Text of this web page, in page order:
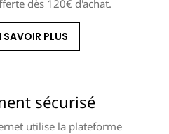
dès 120€ d'achat.
SAVOIR PLUS
sécurisé
utilise la plateforme